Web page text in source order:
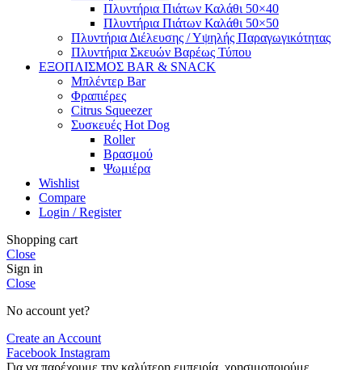
Πλυντήρια Πιάτων Καλάθι 50×40
Πλυντήρια Πιάτων Καλάθι 50×50
Πλυντήρια Διέλευσης / Υψηλής Παραγωγικότητας
Πλυντήρια Σκευών Βαρέως Τύπου
ΕΞΟΠΛΙΣΜΟΣ BAR & SNACK
Μπλέντερ Bar
Φραπιέρες
Citrus Squeezer
Συσκευές Hot Dog
Roller
Βρασμού
Ψωμιέρα
Wishlist
Compare
Login / Register
Shopping cart
Close
Sign in
Close
No account yet?
Create an Account
Facebook Instagram
Για να παρέχουμε την καλύτερη εμπειρία, χρησιμοποιούμε